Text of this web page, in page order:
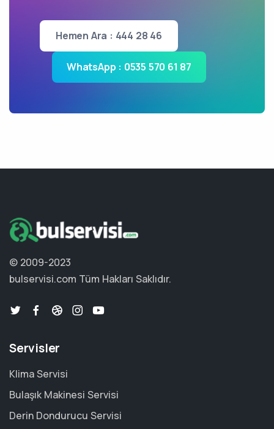
Hemen Ara : 444 28 46
WhatsApp : 0535 570 61 87
© 2009-2023
bulservisi.com Tüm Hakları Saklıdır.
Servisler
Klima Servisi
Bulaşık Makinesi Servisi
Derin Dondurucu Servisi